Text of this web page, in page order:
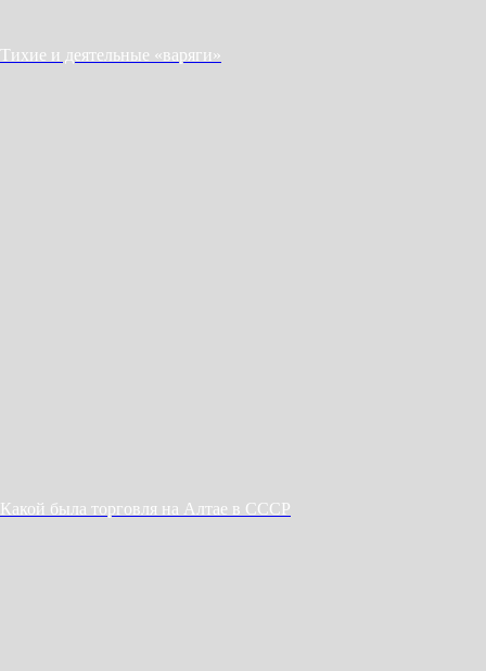
Тихие и деятельные «варяги»
Какой была торговля на Алтае в CCCР